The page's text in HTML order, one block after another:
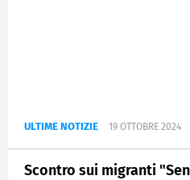
ULTIME NOTIZIE 19 OTTOBRE 2024
Scontro sui migranti